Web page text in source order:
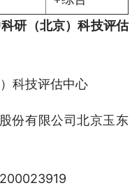
研（北京）科技评估
科技评估中心
份有限公司北京玉东